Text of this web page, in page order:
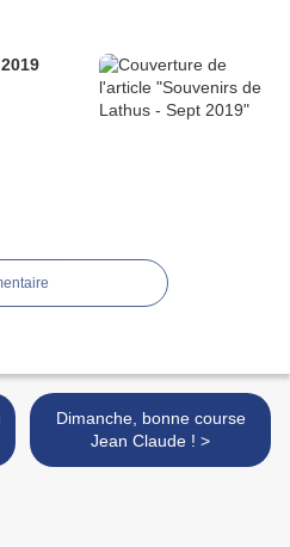
Dimanche, bonne course
Jean Claude ! >